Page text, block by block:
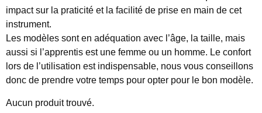
impact sur la praticité et la facilité de prise en main de cet
instrument.
Les modèles sont en adéquation avec l’âge, la taille, mais
aussi si l’apprentis est une femme ou un homme. Le confort
lors de l’utilisation est indispensable, nous vous conseillons
donc de prendre votre temps pour opter pour le bon modèle.
Aucun produit trouvé.